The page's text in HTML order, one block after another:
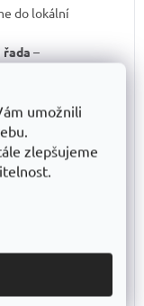
umožnili
zlepšujeme
do lokální
–
regál, ale i
produktů